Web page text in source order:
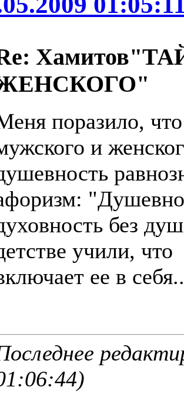
поразило,
и
без
учили,
ее в